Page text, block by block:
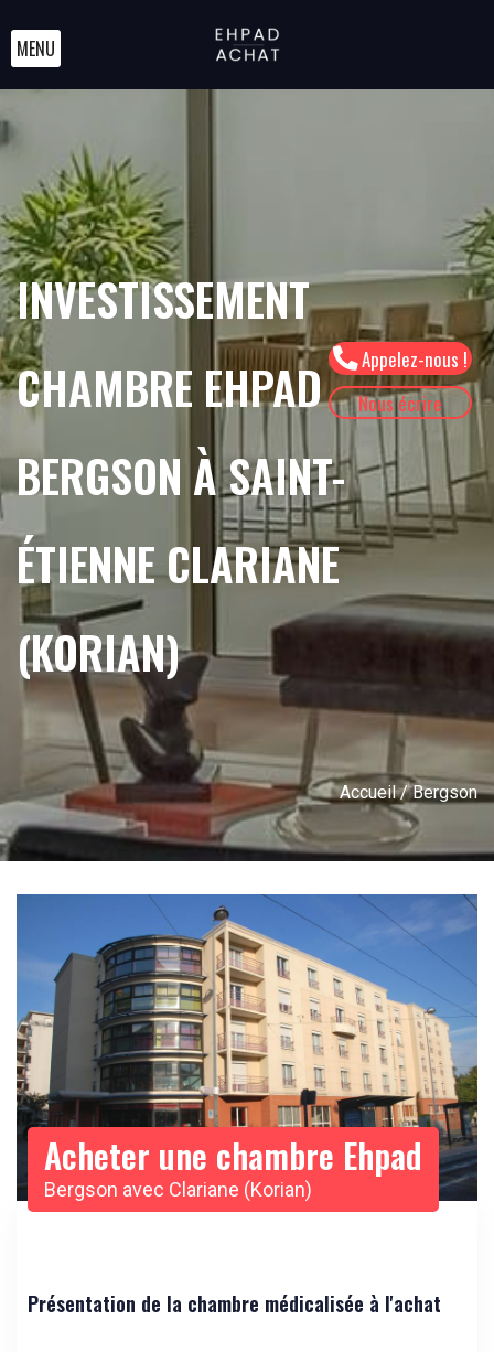
Appelez-nous !
Nous écrire
MENU
INVESTISSEMENT
CHAMBRE EHPAD
BERGSON À SAINT-
ÉTIENNE CLARIANE
(KORIAN)
Accueil/ Bergson
Acheter une chambre Ehpad
Bergson avec Clariane (Korian)
Présentation de la chambre médicalisée à l'achat